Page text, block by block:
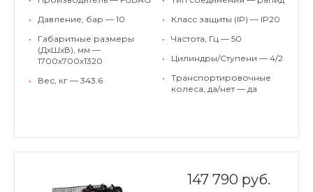
•
Давление, бар — 10
•
Габаритные размеры
(ДхШхВ), мм —
1700х700х1320
•
Вес, кг — 343.6
•
Класс защиты (IP) — IP20
•
Частота, Гц — 50
•
Цилиндры/Ступени — 4/2
•
Транспортировочные
колеса, да/нет — да
147 790 руб.